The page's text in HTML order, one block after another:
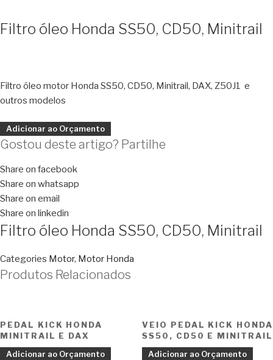
Filtro óleo Honda SS50, CD50, Minitrail
Filtro óleo motor Honda SS50, CD50, Minitrail, DAX, Z50J1 e
outros modelos
Adicionar ao Orçamento
Gostou deste artigo? Partilhe
Share on facebook
Share on whatsapp
Share on email
Share on linkedin
Filtro óleo Honda SS50, CD50, Minitrail
Categories Motor, Motor Honda
Produtos Relacionados
PEDAL KICK HONDA
MINITRAIL E DAX
Adicionar ao Orçamento
VEIO PEDAL KICK HONDA
SS50, CD50 E MINITRAIL
Adicionar ao Orçamento